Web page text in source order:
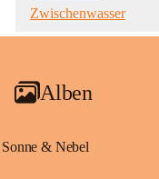
Zwischenwasser
Alben
Sonne & Nebel